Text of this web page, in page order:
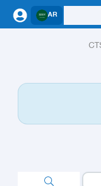
AR